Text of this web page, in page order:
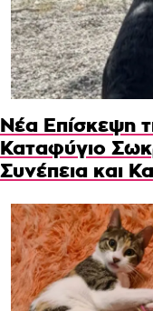
Νέα Επίσκεψη
Καταφύγιο
Συνέπεια και